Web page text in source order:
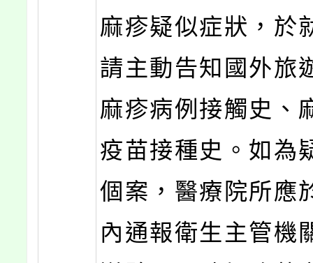
麻疹疑似症狀，於
請主動告知國外旅
麻疹病例接觸史、
疫苗接種史。如為
個案，醫療院所應
內通報衛生主管機